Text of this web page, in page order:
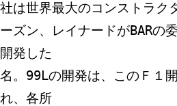
は世界最大のコンストラク
ズン、レイナードがBARの
発した
。99Lの開発は、このＦ１
、各所